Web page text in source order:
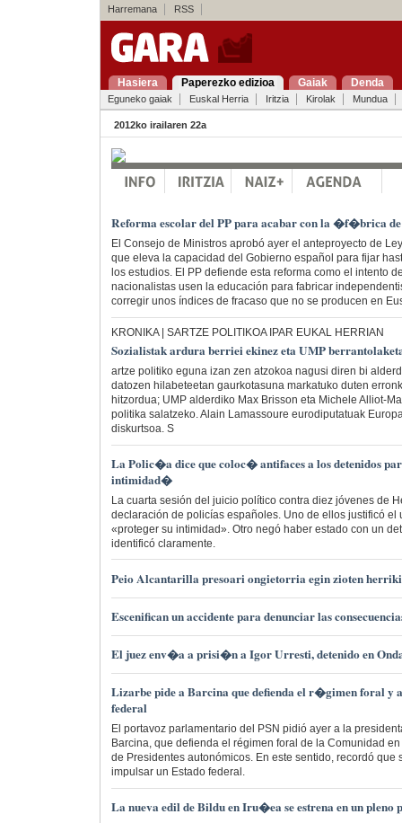
Harremana RSS
Hasiera Paperezko edizioa Gaiak Denda
Eguneko gaiak Euskal Herria Iritzia Kirolak Mundua
2012ko irailaren 22a
Reforma escolar del PP para acabar con la �f�brica
El Consejo de Ministros aprobó ayer el anteproyecto de
que eleva la capacidad del Gobierno español para fijar
los estudios. El PP defiende esta reforma como el intento
nacionalistas usen la educación para fabricar
corregir unos índices de fracaso que no se producen en
KRONIKA | SARTZE POLITIKOA IPAR EUKAL HERRIAN
Sozialistak ardura berriei ekinez eta UMP
artze politiko eguna izan zen atzokoa nagusi diren bi
datozen hilabeteetan gaurkotasuna markatuko duten
hitzordua; UMP alderdiko Max Brisson eta Michele Alliot-
politika salatzeko. Alain Lamassoure eurodiputatuak
diskurtsoa. S
La Polic�a dice que coloc� antifaces a los detenidos
intimidad�
La cuarta sesión del juicio político contra diez jóvenes de
declaración de policías españoles. Uno de ellos justificó el
«proteger su intimidad». Otro negó haber estado con un
identificó claramente.
Peio Alcantarilla presoari ongietorria egin zioten
Escenifican un accidente para denunciar las
El juez env�a a prisi�n a Igor Urresti, detenido en
Lizarbe pide a Barcina que defienda el r�gimen foral y
federal
El portavoz parlamentario del PSN pidió ayer a la
Barcina, que defienda el régimen foral de la Comunidad
de Presidentes autonómicos. En este sentido, recordó que
impulsar un Estado federal.
La nueva edil de Bildu en Iru�ea se estrena en un